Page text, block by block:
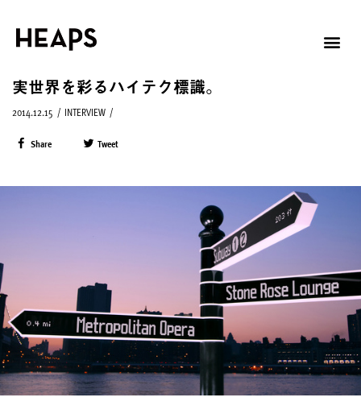
実世界を彩るハイテク標識。
2014.12.15 / INTERVIEW /
Share Tweet